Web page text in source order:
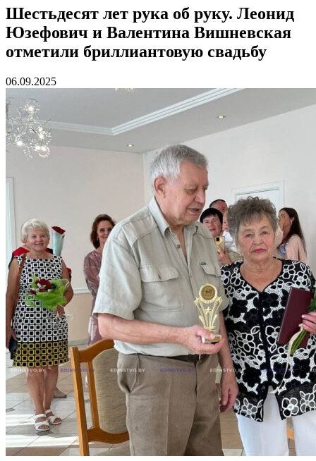
Шестьдесят лет рука об руку. Леонид
Юзефович и Валентина Вишневская
отметили бриллиантовую свадьбу
06.09.2025